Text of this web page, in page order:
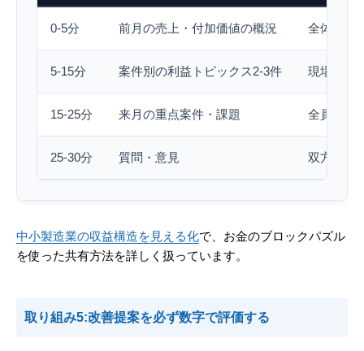
0-5分 前月の売上・付加価値の概況 全体感を
5-15分 案件別の利益トピックス2-3件 現場の工
15-25分 来月の重点案件・課題 全員で当
25-30分 質問・意見 双方向の
中小製造業の収益構造を見える化で、お金のブロックパズル
を使った共有方法を詳しく扱っています。
取り組み5:改善提案を必ず数字で評価する